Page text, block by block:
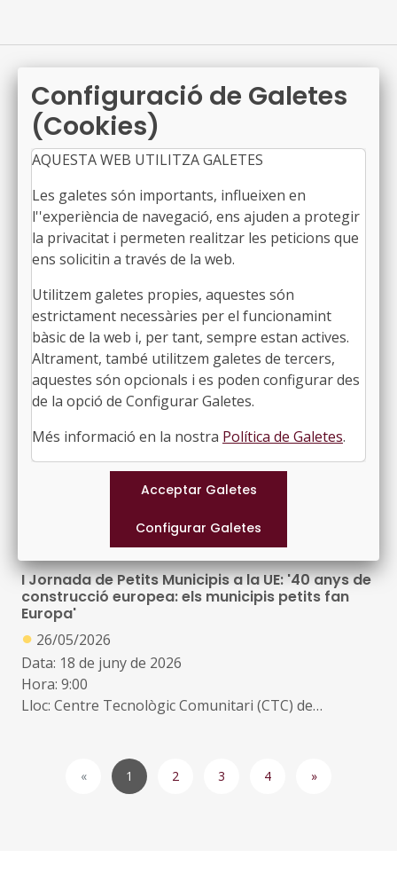
Smart City World Congress 2026
08/07/2026
Del 3 al 5 de novembre, se celebra a la Fira de
Barcelona l'Smart City Expo World Congress,
l’esdeveniment mundial més rellevant en l’àmbit de
les ciutats intel·ligents
AMB en xifres 2026, la metròpoli en 100
indicadors: entendre les dinàmiques, millorar les
polítiques
19/06/2026
Aquesta jornada tindrà lloc el 6 de juliol al Pati
Manning de Barcelona. En la sessió,es presentarà el
nou número de la publicació anual que edita l'Institut
Metròpoli ‘L’AMB en Xifres. La metròpoli en 100
indicadors’
Nou diploma d’expert en Habitatge, Urbanisme i
Barcelona
●03/06/2026
Preinscripció: del 10 de maig al 30 de juliol de 2026.
Període i tipus de docència: 6 octubre 2026-27 abril
2027, els dimarts de 16:00h - 20:00h. Híbrid: en línia o
presencial en la Facultat de Dret de la UB, a elecció de
cada inscrit
I Jornada de Petits Municipis a la UE: '40 anys de
construcció europea: els municipis petits fan
Europa'
● 26/05/2026
Data: 18 de juny de 2026
Hora: 9:00
Lloc: Centre Tecnològic Comunitari (CTC) de
1
Configuració de Galetes
(Cookies)
AQUESTA WEB UTILITZA GALETES
Les galetes són importants, influeixen en
l''experiència de navegació, ens ajuden a protegir
la privacitat i permeten realitzar les peticions que
ens solicitin a través de la web.
Utilitzem galetes propies, aquestes són
estrictament necessàries per el funcionamint
bàsic de la web i, per tant, sempre estan actives.
Altrament, també utilitzem galetes de tercers,
aquestes són opcionals i es poden configurar des
de la opció de Configurar Galetes.
Més informació en la nostra Política de Galetes.